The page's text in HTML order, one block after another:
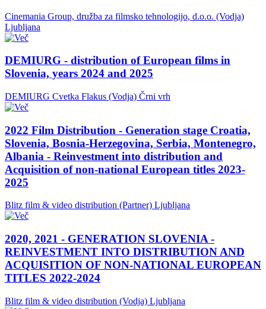
Cinemania Group, družba za filmsko tehnologijo, d.o.o. (Vodja)
Ljubljana
DEMIURG - distribution of European films in
Slovenia, years 2024 and 2025
DEMIURG Cvetka Flakus (Vodja) Črni vrh
2022 Film Distribution - Generation stage Croatia,
Slovenia, Bosnia-Herzegovina, Serbia, Montenegro,
Albania - Reinvestment into distribution and
Acquisition of non-national European titles 2023-
2025
Blitz film & video distribution (Partner) Ljubljana
2020, 2021 - GENERATION SLOVENIA -
REINVESTMENT INTO DISTRIBUTION AND
ACQUISITION OF NON-NATIONAL EUROPEAN
TITLES 2022-2024
Blitz film & video distribution (Vodja) Ljubljana